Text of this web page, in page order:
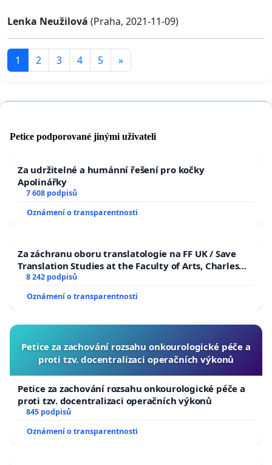
Lenka Neužilová (Praha, 2021-11-09)
1 2 3 4 5 »
Petice podporované jinými uživateli
Za udržitelné a humánní řešení pro kočky
Apolinářky
7 608 podpisů
Oznámení o transparentnosti
Za záchranu oboru translatologie na FF UK / Save
Translation Studies at the Faculty of Arts, Charles
University
8 242 podpisů
Oznámení o transparentnosti
Petice za zachování rozsahu onkourologické péče a
proti tzv. docentralizaci operačních výkonů
Petice za zachování rozsahu onkourologické péče a
proti tzv. docentralizaci operačních výkonů
845 podpisů
Oznámení o transparentnosti